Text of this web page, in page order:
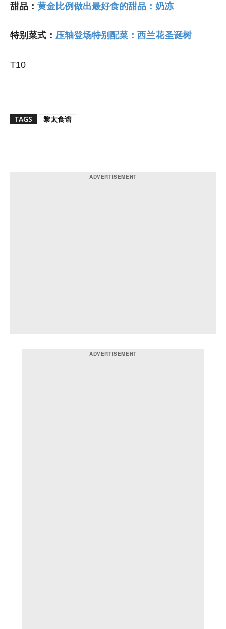
甜品： 黄金比例做出最好食的甜品：奶冻
特别菜式： 压轴登场特别配菜：西兰花圣诞树
T10
TAGS 黎太食谱